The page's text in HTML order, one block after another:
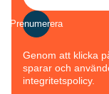
Prenumerera
Genom att klicka
sparar och
integritetspolicy.